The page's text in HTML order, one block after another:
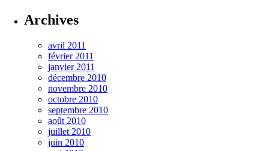
Archives
avril 2011
février 2011
janvier 2011
décembre 2010
novembre 2010
octobre 2010
septembre 2010
août 2010
juillet 2010
juin 2010